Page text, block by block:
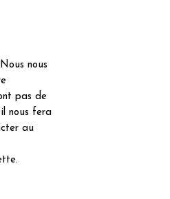
nous
pas de
nous fera
au